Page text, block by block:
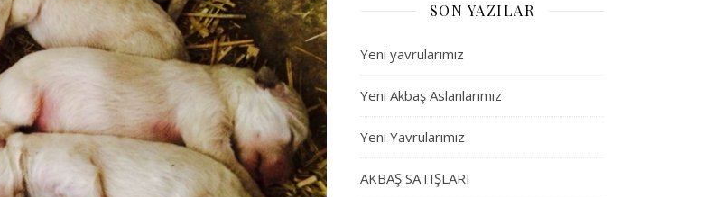
SON YAZILAR
Yeni yavrularımız
Yeni Akbaş Aslanlarımız
Yeni Yavrularımız
AKBAŞ SATIŞLARI